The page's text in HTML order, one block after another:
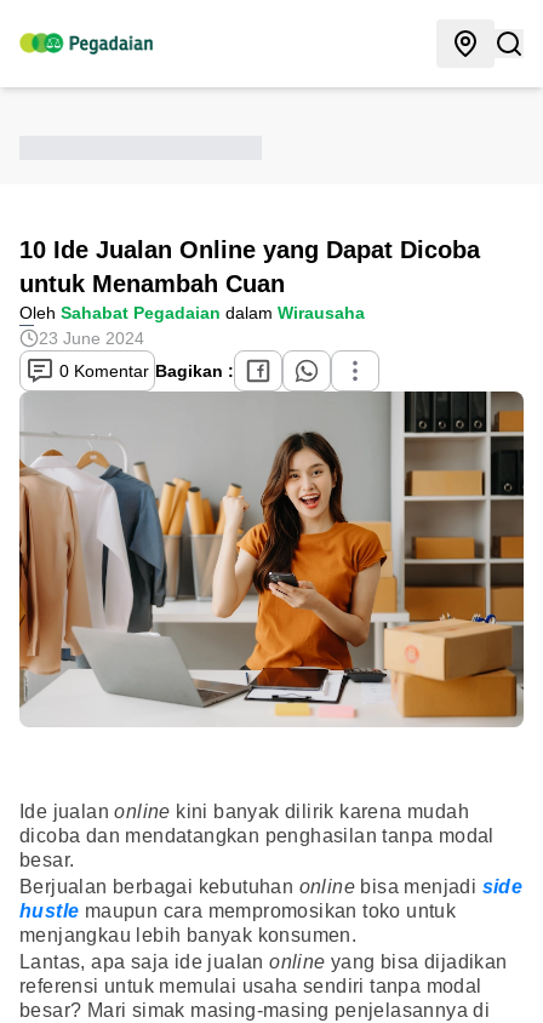
10 Ide Jualan Online yang Dapat Dicoba
untuk Menambah Cuan
Oleh Sahabat Pegadaian dalam Wirausaha
23 June 2024
0 Komentar Bagikan :
Ide jualanonline kini banyak dilirik karena mudah
dicoba dan mendatangkan penghasilan tanpa modal
besar.
Berjualan berbagai kebutuhan online bisa menjadi side
hustle maupun cara mempromosikan toko untuk
menjangkau lebih banyak konsumen.
Lantas, apa saja ide jualanonline yang bisa dijadikan
referensi untuk memulai usaha sendiri tanpa modal
besar? Mari simak masing-masing penjelasannya di